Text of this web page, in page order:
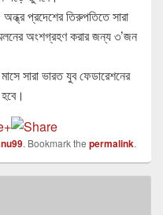
প্রদেশের তিরুপতিতে সারা
অংশগ্রহণ করার জন্য ৩’জন
সারা ভারত যুব ফেডারেশনের
. Bookmark the permalink.